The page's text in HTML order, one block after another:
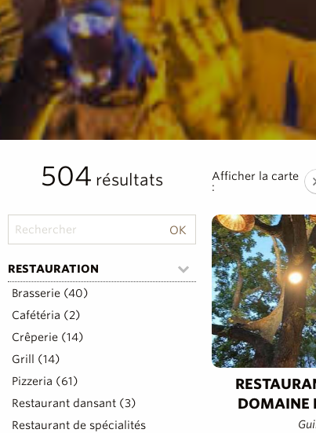
504 résultats
RESTAURATION
Brasserie (40)
Cafétéria (2)
Crêperie (14)
Grill (14)
Pizzeria (61)
Restaurant dansant (3)
Restaurant de spécialités
Afficher la carte
:
DOMAINE